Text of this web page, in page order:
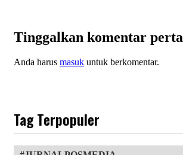
Tinggalkan komentar
Anda harus masuk untuk berkomentar.
Tag Terpopuler